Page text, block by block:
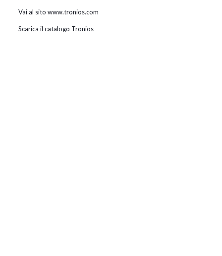
Vai al sito www.tronios.com
Scarica il catalogo Tronios